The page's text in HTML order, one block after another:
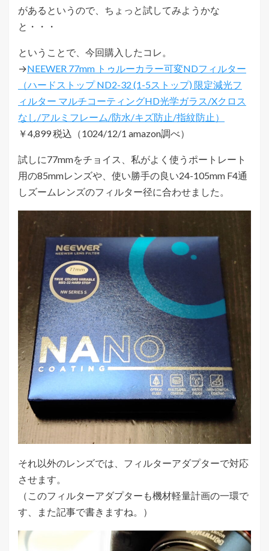
があるというので、ちょっと試してみようかな
と・・・
ということで、今回購入したコレ。
→NEEWER 77mm トゥルーカラー可変NDフィルター
（ハードストップ ND2-32 (1-5ストップ) 限定減光フ
ィルター マルチコーティングHD光学ガラス/Xクロス
なし/アルミフレーム/防水/キズ防止/指紋防止）
￥4,899 税込（1024/12/1 amazon調べ）
試しに77mmをチョイス、私がよく使うポートレート
用の85mmレンズや、使い勝手の良い24-105mm F4通
しズームレンズのフィルター径に合わせました。
それ以外のレンズでは、フィルターアダプターで対応
させます。
（このフィルターアダプターも機材軽量計画の一環で
す、また記事で書きますね。）